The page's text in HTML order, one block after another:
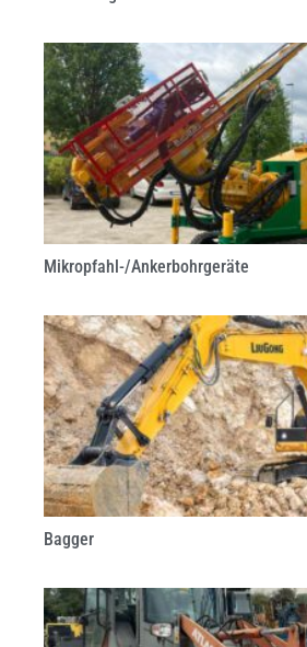
Mikropfahl-/Ankerbohrgeräte
Bagger